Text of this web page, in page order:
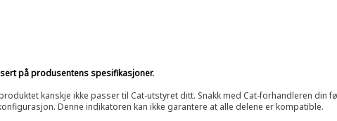
på produsentens spesifikasjoner.
kanskje ikke passer til Cat-utstyret ditt. Snakk med Cat-forhandleren din
Denne indikatoren kan ikke garantere at alle delene er kompatible.